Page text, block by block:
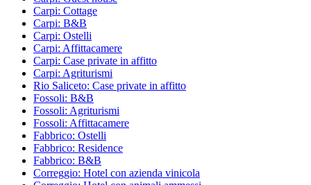
Carpi: Cottage
Carpi: B&B
Carpi: Ostelli
Carpi: Affittacamere
Carpi: Case private in affitto
Carpi: Agriturismi
Rio Saliceto: Case private in affitto
Fossoli: B&B
Fossoli: Agriturismi
Fossoli: Affittacamere
Fabbrico: Ostelli
Fabbrico: Residence
Fabbrico: B&B
Correggio: Hotel con azienda vinicola